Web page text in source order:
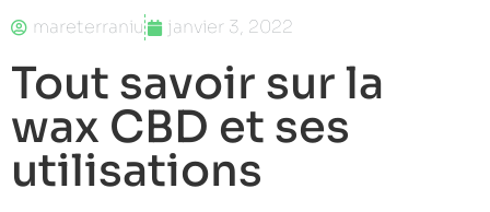
mareterraniu janvier 3, 2022
Tout savoir sur la
wax CBD et ses
utilisations